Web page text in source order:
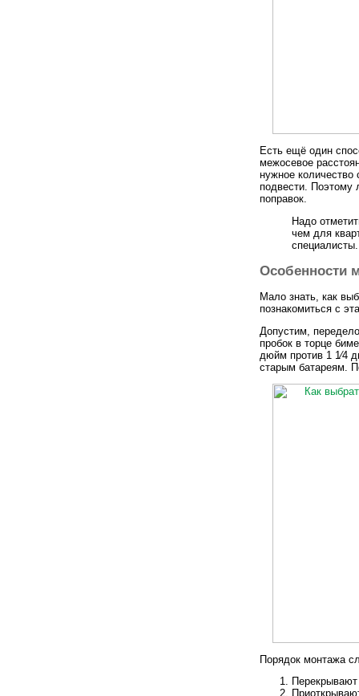
Есть ещё один
межосевое
нужное
подвести. Поэтому
поправок.
Надо
чем для
специалисты.
Особенности
Мало знать, как
познакомиться с
Допустим,
пробок в торце
дюйм против 1 1⁄4
старым батареям.
Порядок монтажа